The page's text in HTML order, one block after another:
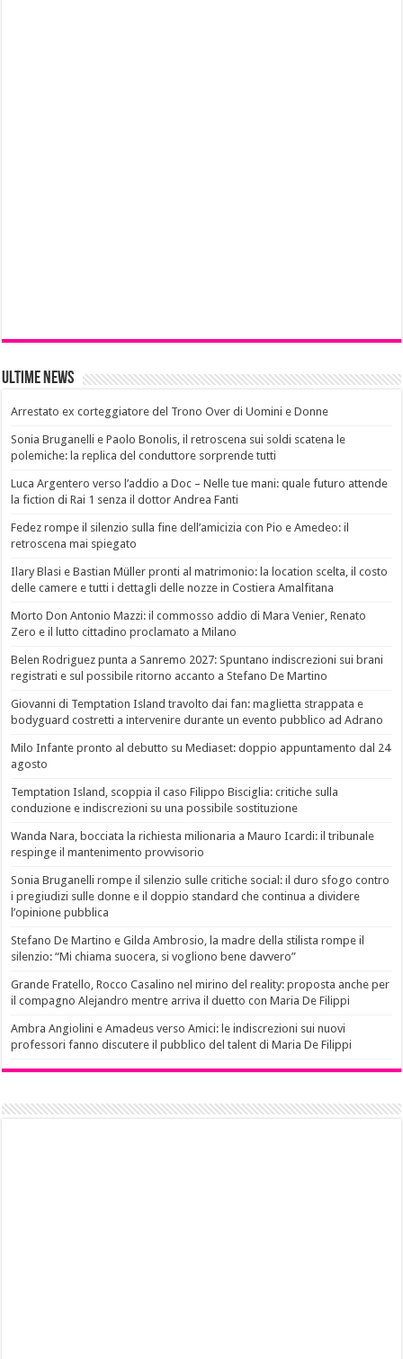
Ultime News
Arrestato ex corteggiatore del Trono Over di Uomini e Donne
Sonia Bruganelli e Paolo Bonolis, il retroscena sui soldi scatena le
polemiche: la replica del conduttore sorprende tutti
Luca Argentero verso l’addio a Doc – Nelle tue mani: quale futuro attende
la fiction di Rai 1 senza il dottor Andrea Fanti
Fedez rompe il silenzio sulla fine dell’amicizia con Pio e Amedeo: il
retroscena mai spiegato
Ilary Blasi e Bastian Müller pronti al matrimonio: la location scelta, il costo
delle camere e tutti i dettagli delle nozze in Costiera Amalfitana
Morto Don Antonio Mazzi: il commosso addio di Mara Venier, Renato
Zero e il lutto cittadino proclamato a Milano
Belen Rodriguez punta a Sanremo 2027: Spuntano indiscrezioni sui brani
registrati e sul possibile ritorno accanto a Stefano De Martino
Giovanni di Temptation Island travolto dai fan: maglietta strappata e
bodyguard costretti a intervenire durante un evento pubblico ad Adrano
Milo Infante pronto al debutto su Mediaset: doppio appuntamento dal 24
agosto
Temptation Island, scoppia il caso Filippo Bisciglia: critiche sulla
conduzione e indiscrezioni su una possibile sostituzione
Wanda Nara, bocciata la richiesta milionaria a Mauro Icardi: il tribunale
respinge il mantenimento provvisorio
Sonia Bruganelli rompe il silenzio sulle critiche social: il duro sfogo contro
i pregiudizi sulle donne e il doppio standard che continua a dividere
l’opinione pubblica
Stefano De Martino e Gilda Ambrosio, la madre della stilista rompe il
silenzio: “Mi chiama suocera, si vogliono bene davvero”
Grande Fratello, Rocco Casalino nel mirino del reality: proposta anche per
il compagno Alejandro mentre arriva il duetto con Maria De Filippi
Ambra Angiolini e Amadeus verso Amici: le indiscrezioni sui nuovi
professori fanno discutere il pubblico del talent di Maria De Filippi